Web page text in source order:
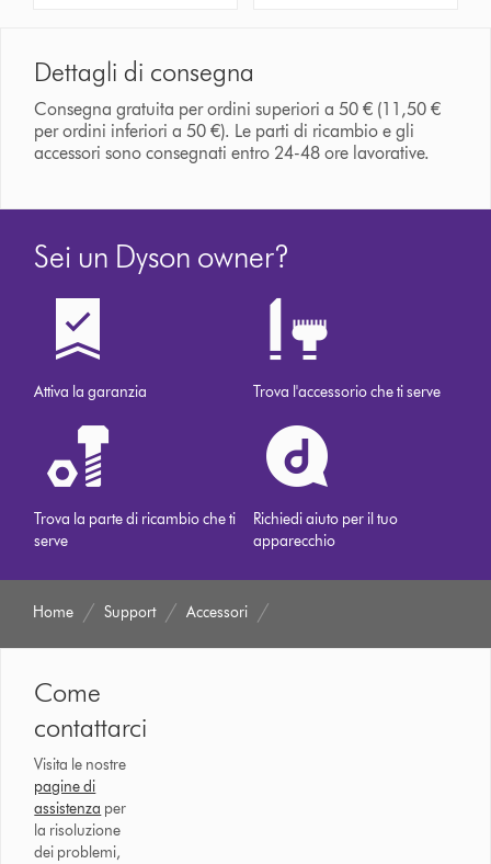
Dettagli di consegna
Consegna gratuita per ordini superiori a 50 € (11,50 €
per ordini inferiori a 50 €). Le parti di ricambio e gli
accessori sono consegnati entro 24-48 ore lavorative.
Sei un Dyson owner?
Attiva la garanzia Trova l'accessorio che ti serve
Trova la parte di ricambio che ti
serve
Richiedi aiuto per il tuo
apparecchio
Home Support Accessori
Come
contattarci
Visita le nostre
pagine di
assistenza per
la risoluzione
dei problemi,